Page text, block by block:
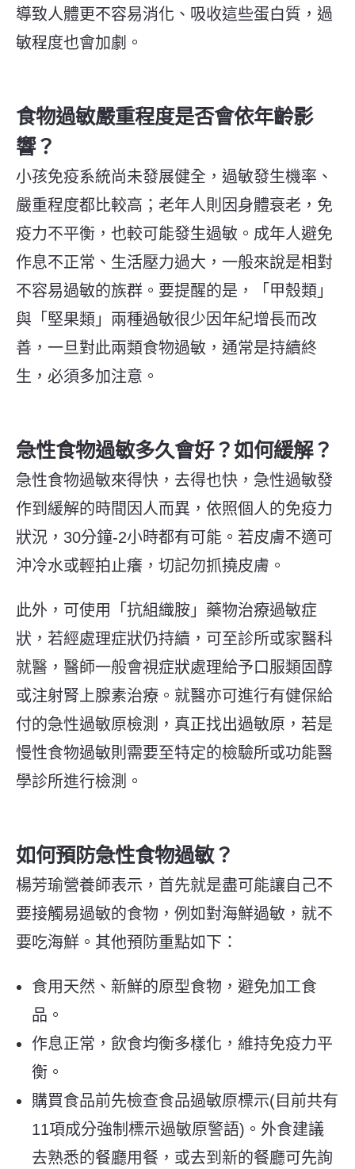
導致人體更不容易消化、吸收這些蛋白質，過
敏程度也會加劇。
食物過敏嚴重程度是否會依年齡影
響？
小孩免疫系統尚未發展健全，過敏發生機率、
嚴重程度都比較高；老年人則因身體衰老，免
疫力不平衡，也較可能發生過敏。成年人避免
作息不正常、生活壓力過大，一般來說是相對
不容易過敏的族群。要提醒的是，「甲殼類」
與「堅果類」兩種過敏很少因年紀增長而改
善，一旦對此兩類食物過敏，通常是持續終
生，必須多加注意。
急性食物過敏多久會好？如何緩解？
急性食物過敏來得快，去得也快，急性過敏發
作到緩解的時間因人而異，依照個人的免疫力
狀況，30分鐘-2小時都有可能。若皮膚不適可
沖冷水或輕拍止癢，切記勿抓撓皮膚。
此外，可使用「抗組織胺」藥物治療過敏症
狀，若經處理症狀仍持續，可至診所或家醫科
就醫，醫師一般會視症狀處理給予口服類固醇
或注射腎上腺素治療。就醫亦可進行有健保給
付的急性過敏原檢測，真正找出過敏原，若是
慢性食物過敏則需要至特定的檢驗所或功能醫
學診所進行檢測。
如何預防急性食物過敏？
楊芳瑜營養師表示，首先就是盡可能讓自己不
要接觸易過敏的食物，例如對海鮮過敏，就不
要吃海鮮。其他預防重點如下：
食用天然、新鮮的原型食物，避免加工食
品。
作息正常，飲食均衡多樣化，維持免疫力平
衡。
購買食品前先檢查食品過敏原標示(目前共有
11項成分強制標示過敏原警語)。外食建議
去熟悉的餐廳用餐，或去到新的餐廳可先詢